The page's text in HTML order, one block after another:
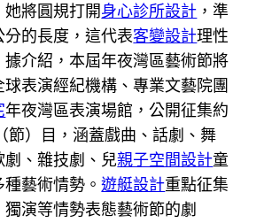
她將圓規打開身心診所設計 ，準
分的長度，這代表客變設計理性
據介紹，本屆年夜灣區藝術節將
球表演經紀機構、專業文藝院團
年夜灣區表演場館，公開征集約
節）目，涵蓋戲曲、話劇、舞
劇、雜技劇、兒親子空間設計童
種藝術情勢。遊艇設計重點征集
演等情勢表態藝術節的劇